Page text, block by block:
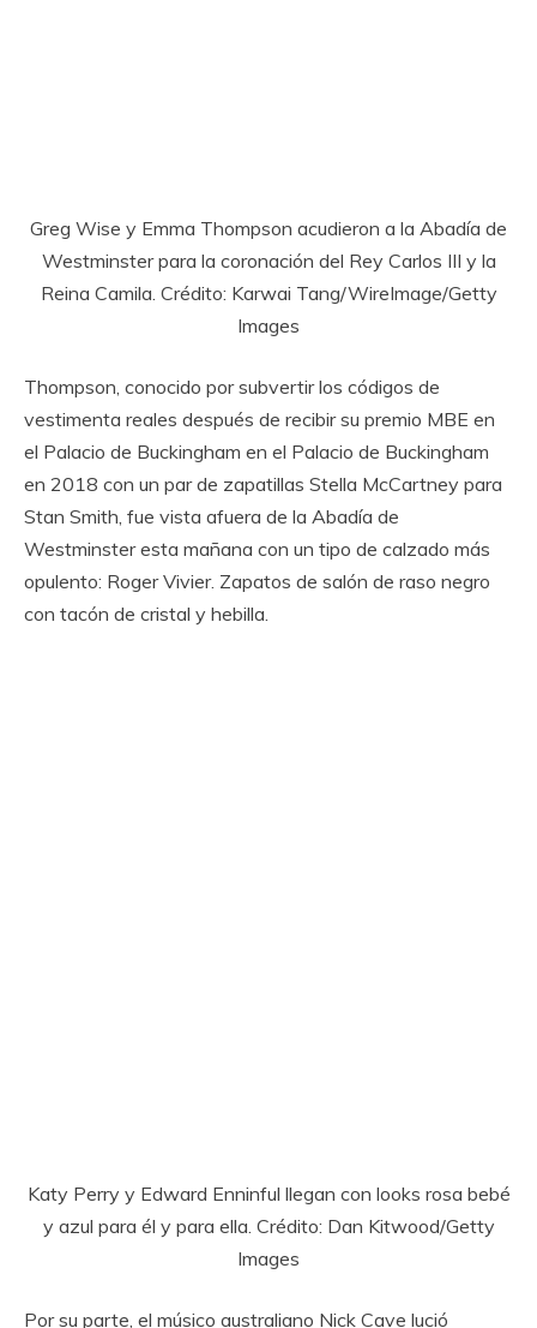
Greg Wise y Emma Thompson acudieron a la Abadía de
Westminster para la coronación del Rey Carlos III y la
Reina Camila. Crédito: Karwai Tang/WireImage/Getty
Images
Thompson, conocido por subvertir los códigos de
vestimenta reales después de recibir su premio MBE en
el Palacio de Buckingham en el Palacio de Buckingham
en 2018 con un par de zapatillas Stella McCartney para
Stan Smith, fue vista afuera de la Abadía de
Westminster esta mañana con un tipo de calzado más
opulento: Roger Vivier. Zapatos de salón de raso negro
con tacón de cristal y hebilla.
Katy Perry y Edward Enninful llegan con looks rosa bebé
y azul para él y para ella. Crédito: Dan Kitwood/Getty
Images
Por su parte, el músico australiano Nick Cave lució